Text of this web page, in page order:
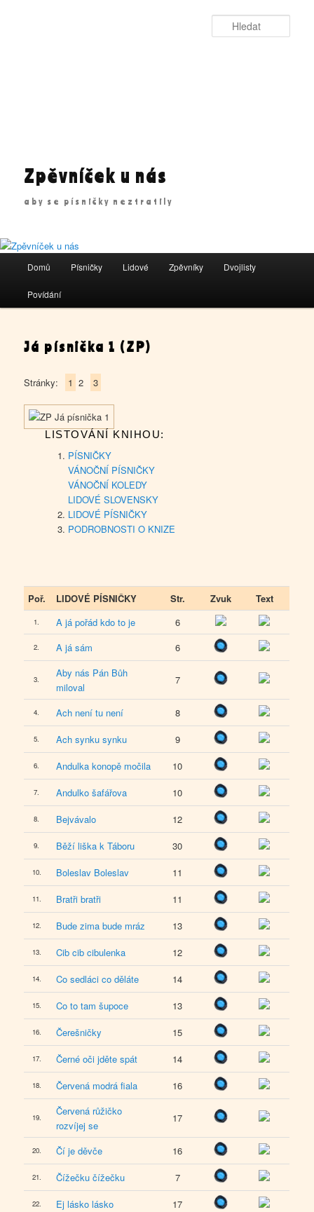
Zpěvníček u nás
aby se písničky neztratily
navigační
Domů Písničky Lidové Zpěvníky Dvojlisty
Povídání
Já písnička 1 (ZP)
Stránky: 1 2 3
LISTOVÁNÍ KNIHOU:
PÍSNIČKY
VÁNOČNÍ PÍSNIČKY
VÁNOČNÍ KOLEDY
LIDOVÉ SLOVENSKY
LIDOVÉ PÍSNIČKY
PODROBNOSTI O KNIZE
Poř. LIDOVÉ PÍSNIČKY Str. Zvuk Text
1. A já pořád kdo to je 6
2. A já sám 6
3.
Aby nás Pán Bůh
miloval
7
4. Ach není tu není 8
5. Ach synku synku 9
6. Andulka konopě močila 10
7. Andulko šafářova 10
8. Bejvávalo 12
9. Běží liška k Táboru 30
10. Boleslav Boleslav 11
11. Bratři bratři 11
12. Bude zima bude mráz 13
13. Cib cib cibulenka 12
14. Co sedláci co děláte 14
15. Co to tam šupoce 13
16. Čerešničky 15
17. Černé oči jděte spát 14
18. Červená modrá fiala 16
19.
Červená růžičko
rozvíjej se
17
20. Čí je děvče 16
21. Čížečku čížečku 7
22. Ej lásko lásko 17